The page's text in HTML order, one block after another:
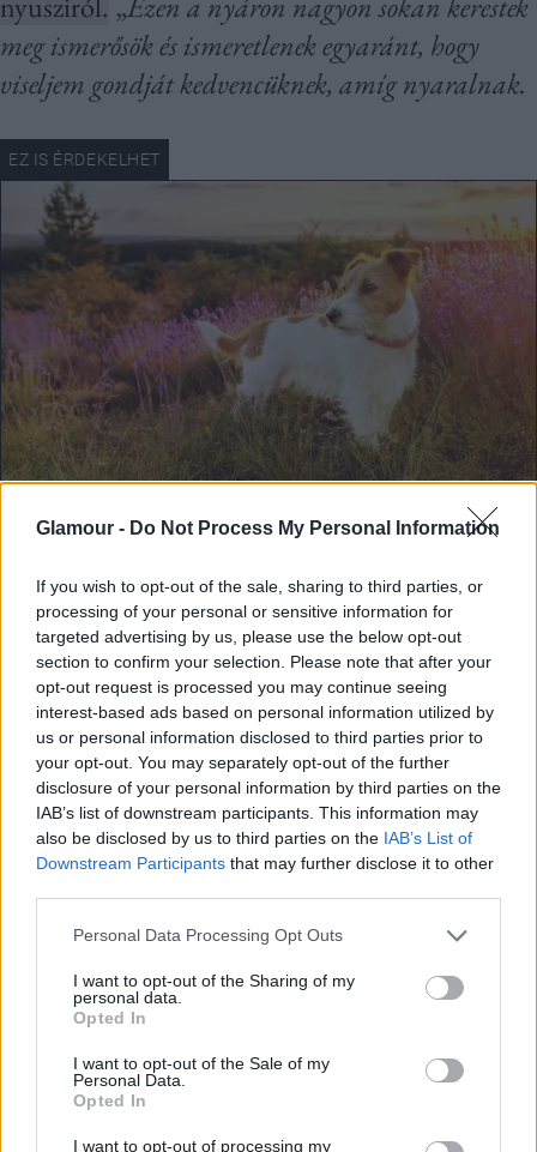
Glamour - Do Not Process My Personal Information
If you wish to opt-out of the sale, sharing to third parties, or
processing of your personal or sensitive information for
targeted advertising by us, please use the below opt-out
section to confirm your selection. Please note that after your
opt-out request is processed you may continue seeing
interest-based ads based on personal information utilized by
us or personal information disclosed to third parties prior to
your opt-out. You may separately opt-out of the further
disclosure of your personal information by third parties on the
IAB’s list of downstream participants. This information may
also be disclosed by us to third parties on the IAB’s List of
Downstream Participants that may further disclose it to other
Please note that this website/app uses one or more Google
not limited to your visit or usage behaviour. You may click to
grant or deny consent to Google and its third-party tags to
use your data for below specified purposes in below Google
consent section.
Personal Data Processing Opt Outs
I want to opt-out of the Sharing of my
personal data.
Opted In
I want to opt-out of the Sale of my
Personal Data.
Opted In
I want to opt-out of processing my
meg ismerősök és ismeretlenek egyaránt, hogy
viseljem gondját kedvencüknek, amíg nyaralnak.
Gyógynövények,
amik a házi kedvenceinknél is
bevethetők
Mindenki kiemelte, hogy sokkal nyugodtabban
megy el pihenni, mivel állatorvos hallgatóként
megbízható és hozzáértő szakemberként tekint
rám. Azonban a megfelelő gondoskodáshoz nem
szükséges állatorvosnak lenni
Pálma. A PetWiseCare különlegessége, hogy a
weboldalon fellelhető szitterek mind állatorvos
által kidolgozott képzést végeztek, így